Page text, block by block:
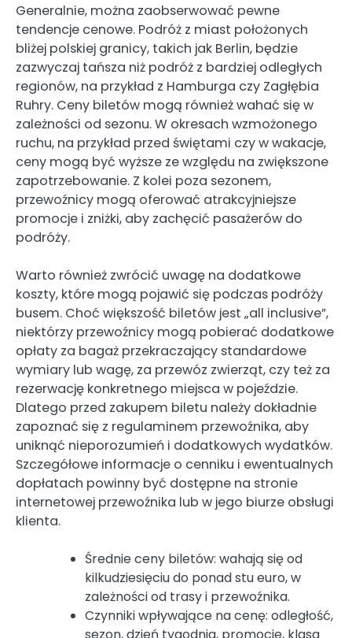
Generalnie, można zaobserwować pewne
tendencje cenowe. Podróż z miast położonych
bliżej polskiej granicy, takich jak Berlin, będzie
zazwyczaj tańsza niż podróż z bardziej odległych
regionów, na przykład z Hamburga czy Zagłębia
Ruhry. Ceny biletów mogą również wahać się w
zależności od sezonu. W okresach wzmożonego
ruchu, na przykład przed świętami czy w wakacje,
ceny mogą być wyższe ze względu na zwiększone
zapotrzebowanie. Z kolei poza sezonem,
przewoźnicy mogą oferować atrakcyjniejsze
promocje i zniżki, aby zachęcić pasażerów do
podróży.
Warto również zwrócić uwagę na dodatkowe
koszty, które mogą pojawić się podczas podróży
busem. Choć większość biletów jest „all inclusive”,
niektórzy przewoźnicy mogą pobierać dodatkowe
opłaty za bagaż przekraczający standardowe
wymiary lub wagę, za przewóz zwierząt, czy też za
rezerwację konkretnego miejsca w pojeździe.
Dlatego przed zakupem biletu należy dokładnie
zapoznać się z regulaminem przewoźnika, aby
uniknąć nieporozumień i dodatkowych wydatków.
Szczegółowe informacje o cenniku i ewentualnych
dopłatach powinny być dostępne na stronie
internetowej przewoźnika lub w jego biurze obsługi
klienta.
Średnie ceny biletów: wahają się od
kilkudziesięciu do ponad stu euro, w
zależności od trasy i przewoźnika.
Czynniki wpływające na cenę: odległość,